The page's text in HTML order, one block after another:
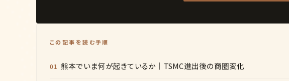
この記事を読む手順
熊本でいま何が起きているか｜TSMC進出後の商圏変化